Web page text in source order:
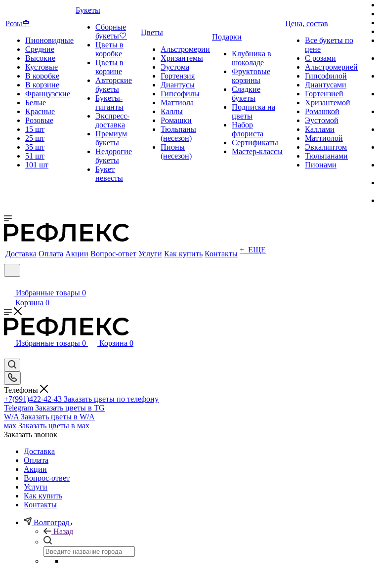
Розы🌹
Пионовидные
Средние
Высокие
Кустовые
В коробке
В корзине
Французские
Белые
Красные
Розовые
15 шт
25 шт
35 шт
51 шт
101 шт
Букеты
Сборные
букеты🤍
Цветы в
коробке
Цветы в
корзине
Авторские
букеты
Букеты-
гиганты
Экспресс-
доставка
Премиум
букеты
Недорогие
букеты
Букет
невесты
Цветы
Альстромерии
Хризантемы
Эустома
Гортензия
Диантусы
Гипсофилы
Маттиола
Каллы
Ромашки
Тюльпаны
(несезон)
Пионы
(несезон)
Подарки
Клубника в
шоколаде
Фруктовые
корзины
Сладкие
букеты
Подписка на
цветы
Набор
флориста
Сертификаты
Мастер-классы
Цена, состав
Все букеты по
цене
С розами
Альстромерией
Гипсофилой
Диантусами
Гортензией
Хризантемой
Ромашкой
Эустомой
Каллами
Маттиолой
Эвкалиптом
Тюльпанами
Пионами
Доставка Оплата Акции Вопрос-ответ Услуги Как купить Контакты + ЕЩЕ
Избранные товары 0
Корзина 0
Избранные товары 0 Корзина 0
Телефоны
+7(991)422-42-43 Заказать цветы по телефону
Telegram Заказать цветы в TG
W/A Заказать цветы в W/A
мах Заказать цветы в мах
Заказать звонок
Доставка
Оплата
Акции
Вопрос-ответ
Услуги
Как купить
Контакты
Волгоград
Назад